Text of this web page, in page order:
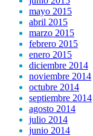
mayo 2015
abril 2015
marzo 2015
febrero 2015
enero 2015
diciembre 2014
noviembre 2014
octubre 2014
septiembre 2014
agosto 2014
julio 2014
junio 2014